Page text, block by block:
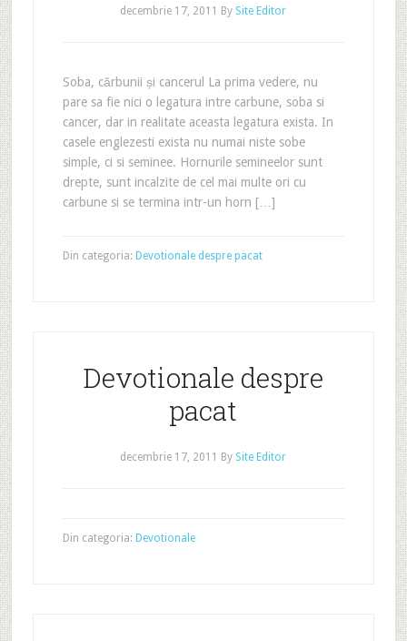
decembrie 17, 2011 By Site Editor
Soba, cărbunii și cancerul La prima vedere, nu
pare sa fie nici o legatura intre carbune, soba si
cancer, dar in realitate aceasta legatura exista. In
casele englezesti exista nu numai niste sobe
simple, ci si seminee. Hornurile semineelor sunt
drepte, sunt incalzite de cel mai multe ori cu
carbune si se termina intr-un horn […]
Din categoria: Devotionale despre pacat
Devotionale despre
pacat
decembrie 17, 2011 By Site Editor
Din categoria: Devotionale